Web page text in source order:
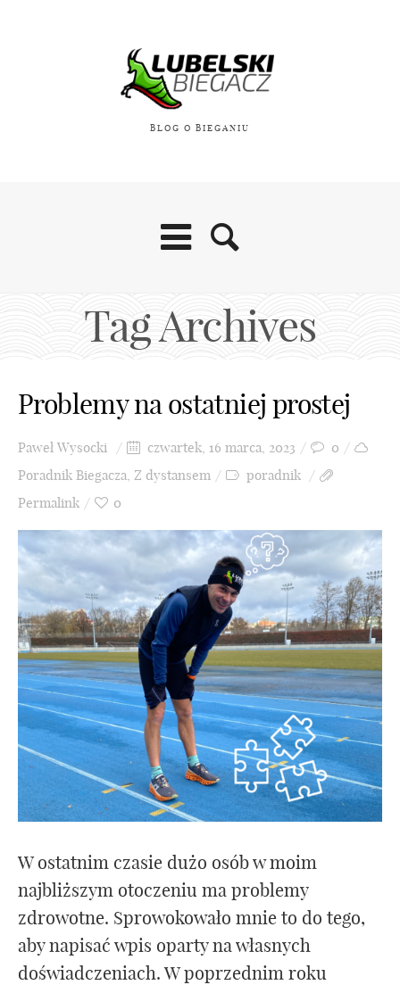
BLOG O BIEGANIU
Tag Archives
Problemy na ostatniej prostej
Paweł Wysocki czwartek, 16 marca, 2023
0
Poradnik Biegacza, Z dystansem
poradnik
Permalink
0
W ostatnim czasie dużo osób w moim
najbliższym otoczeniu ma problemy
zdrowotne. Sprowokowało mnie to do tego,
aby napisać wpis oparty na własnych
doświadczeniach. W poprzednim roku